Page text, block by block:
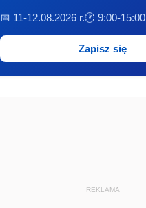
📅 11-12.08.2026 r.🕐 9:00-15:00
Zapisz się
REKLAMA